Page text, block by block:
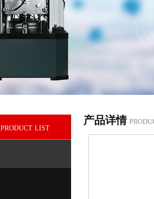
PRODUCT LIST
产品详情